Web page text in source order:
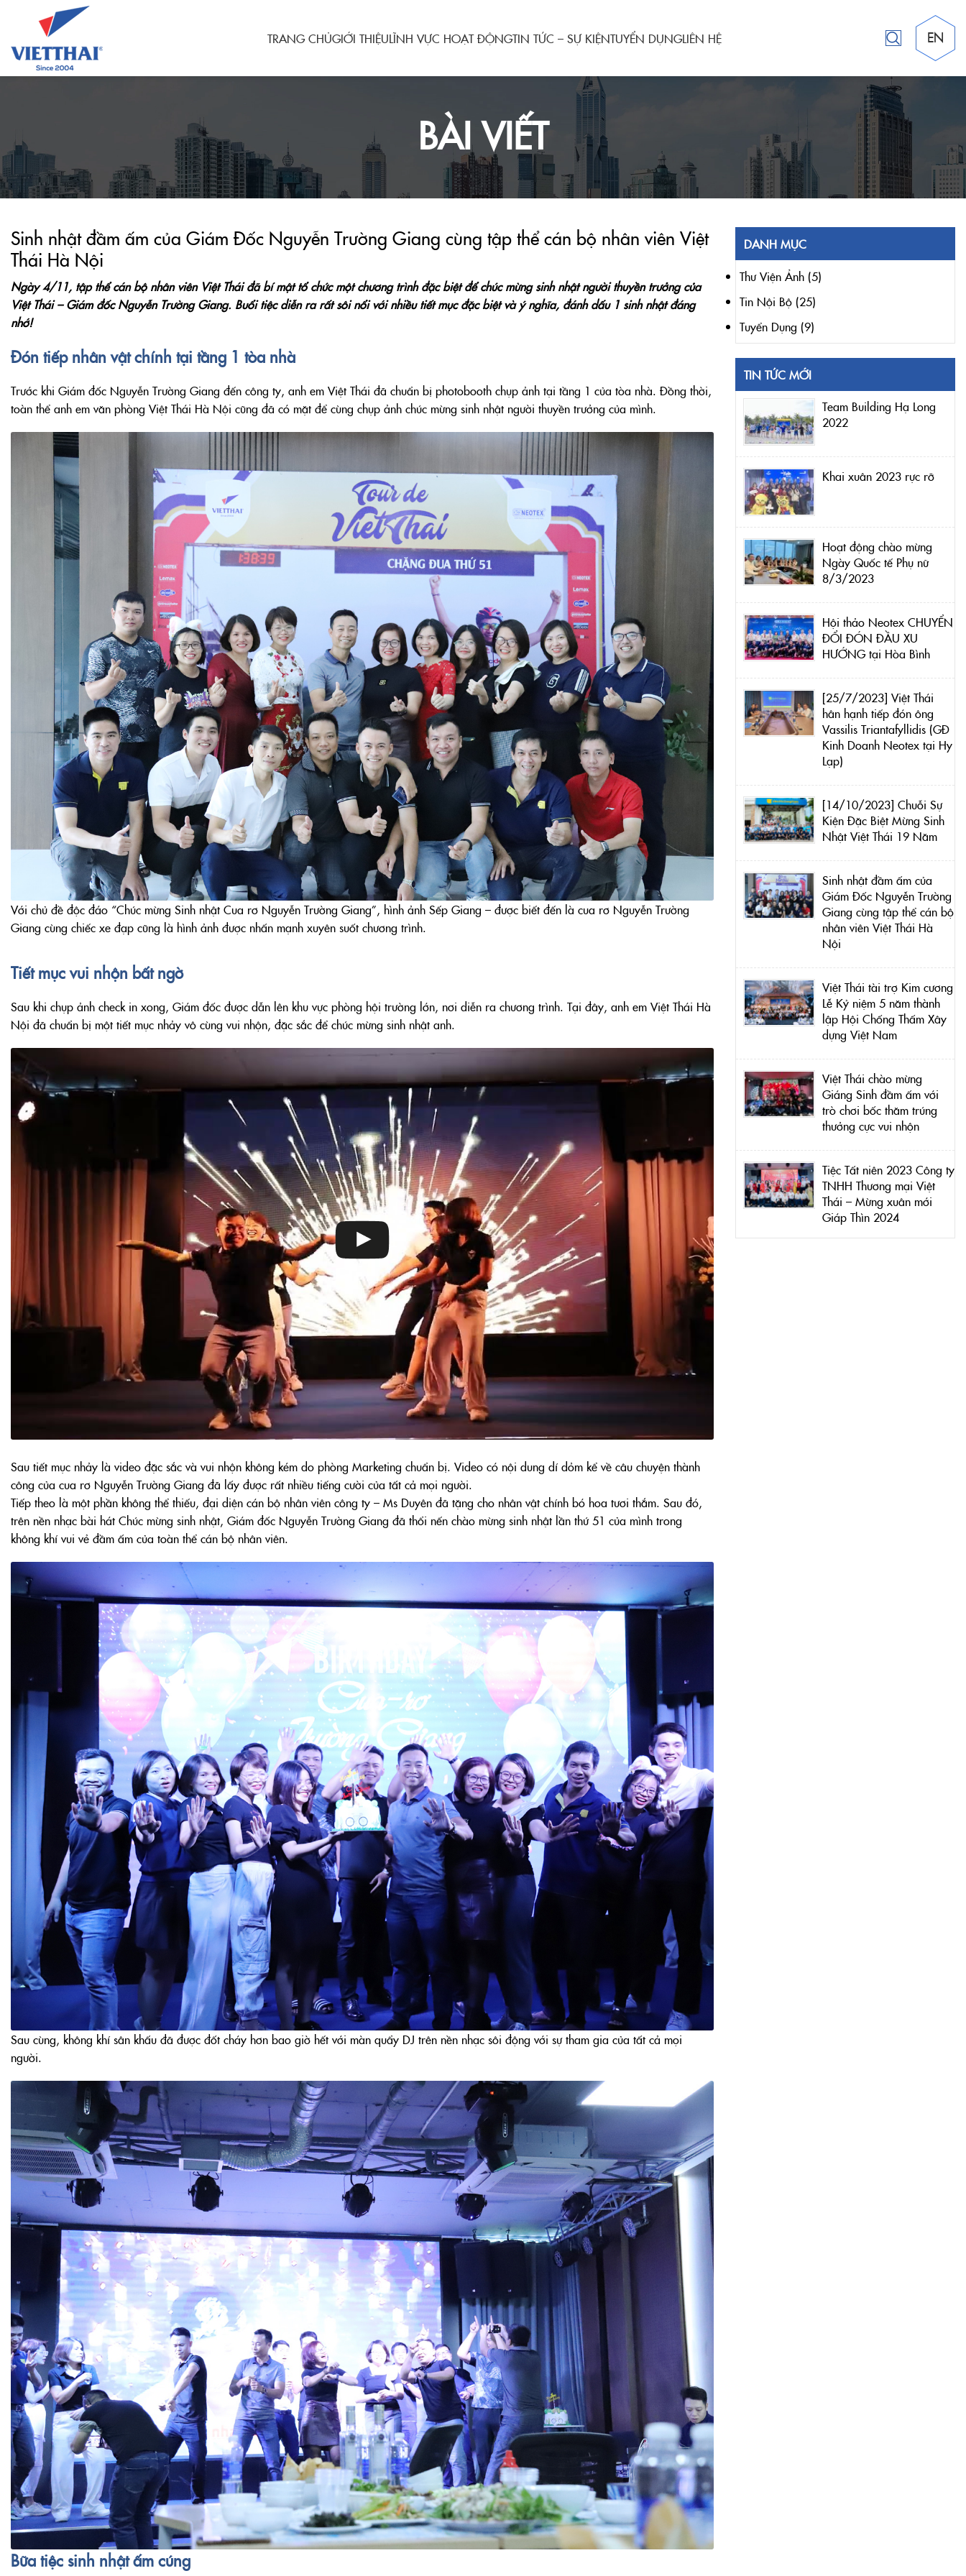
TRANG CHỦGIỚI THIỆULĨNH VỰC HOẠT ĐỘNGTIN TỨC – SỰ KIỆNTUYỂN DỤNGLIÊN HỆ EN
BÀI VIẾT
Sinh nhật đầm ấm của Giám Đốc Nguyễn Trường Giang cùng tập thể cán bộ nhân viên Việt
Thái Hà Nội
Ngày 4/11, tập thể cán bộ nhân viên Việt Thái đã bí mật tổ chức một chương trình đặc biệt để chúc mừng sinh nhật người thuyền trưởng của
Việt Thái – Giám đốc Nguyễn Trường Giang. Buổi tiệc diễn ra rất sôi nổi với nhiều tiết mục đặc biệt và ý nghĩa, đánh dấu 1 sinh nhật đáng
nhớ!
Đón tiếp nhân vật chính tại tầng 1 tòa nhà
Trước khi Giám đốc Nguyễn Trường Giang đến công ty, anh em Việt Thái đã chuẩn bị photobooth chụp ảnh tại tầng 1 của tòa nhà. Đồng thời,
toàn thể anh em văn phòng Việt Thái Hà Nội cũng đã có mặt để cùng chụp ảnh chúc mừng sinh nhật người thuyền trưởng của mình.
Với chủ đề độc đáo “Chúc mừng Sinh nhật Cua rơ Nguyễn Trường Giang”, hình ảnh Sếp Giang – được biết đến là cua rơ Nguyễn Trường
Giang cùng chiếc xe đạp cũng là hình ảnh được nhấn mạnh xuyên suốt chương trình.
Tiết mục vui nhộn bất ngờ
Sau khi chụp ảnh check in xong, Giám đốc được dẫn lên khu vực phòng hội trường lớn, nơi diễn ra chương trình. Tại đây, anh em Việt Thái Hà
Nội đã chuẩn bị một tiết mục nhảy vô cùng vui nhộn, đặc sắc để chúc mừng sinh nhật anh.
Sau tiết mục nhảy là video đặc sắc và vui nhộn không kém do phòng Marketing chuẩn bị. Video có nội dung dí dỏm kể về câu chuyện thành
công của cua rơ Nguyễn Trường Giang đã lấy được rất nhiều tiếng cười của tất cả mọi người.
Tiếp theo là một phần không thể thiếu, đại diện cán bộ nhân viên công ty – Ms Duyên đã tặng cho nhân vật chính bó hoa tươi thắm. Sau đó,
trên nền nhạc bài hát Chúc mừng sinh nhật, Giám đốc Nguyễn Trường Giang đã thổi nến chào mừng sinh nhật lần thứ 51 của mình trong
không khí vui vẻ đầm ấm của toàn thể cán bộ nhân viên.
Sau cùng, không khí sân khấu đã được đốt cháy hơn bao giờ hết với màn quẩy DJ trên nền nhạc sôi động với sự tham gia của tất cả mọi
người.
Bữa tiệc sinh nhật ấm cúng
DANH MỤC
Thư Viện Ảnh (5)
Tin Nội Bộ (25)
Tuyển Dụng (9)
TIN TỨC MỚI
Team Building Hạ Long
2022
Khai xuân 2023 rực rỡ
Hoạt động chào mừng
Ngày Quốc tế Phụ nữ
8/3/2023
Hội thảo Neotex CHUYỂN
ĐỔI ĐÓN ĐẦU XU
HƯỚNG tại Hòa Bình
[25/7/2023] Việt Thái
hân hạnh tiếp đón ông
Vassilis Triantafyllidis (GĐ
Kinh Doanh Neotex tại Hy
Lạp)
[14/10/2023] Chuỗi Sự
Kiện Đặc Biệt Mừng Sinh
Nhật Việt Thái 19 Năm
Sinh nhật đầm ấm của
Giám Đốc Nguyễn Trường
Giang cùng tập thể cán bộ
nhân viên Việt Thái Hà
Nội
Việt Thái tài trợ Kim cương
Lễ Kỷ niệm 5 năm thành
lập Hội Chống Thấm Xây
dựng Việt Nam
Việt Thái chào mừng
Giáng Sinh đầm ấm với
trò chơi bốc thăm trúng
thưởng cực vui nhộn
Tiệc Tất niên 2023 Công ty
TNHH Thương mại Việt
Thái – Mừng xuân mới
Giáp Thìn 2024